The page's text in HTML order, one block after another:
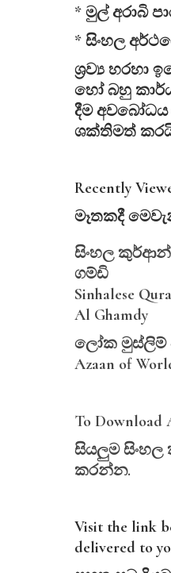
* මුල් අරාබි
* සිංහල
ශ්‍රව්‍ය හරහා
හෝ බහු
දීම අවබෝධය
ශක්තිමත්
Recently
මෑතකදී
සිංහල
ගම්ඩි
Sinhalese
Al Ghamdy
ලෝක මුස්ලිම්
Azaan of
To Download
සියලුමසිංහල
කරන්න.
Visit the link
delivered to